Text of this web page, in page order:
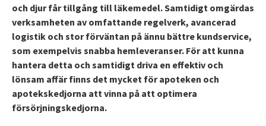
och djur får tillgång till läkemedel. Samtidigt omgärdas
verksamheten av omfattande regelverk, avancerad
logistik och stor förväntan på ännu bättre kundservice,
som exempelvis snabba hemleveranser. För att kunna
hantera detta och samtidigt driva en effektiv och
lönsam affär finns det mycket för apoteken och
apotekskedjorna att vinna på att optimera
försörjningskedjorna.